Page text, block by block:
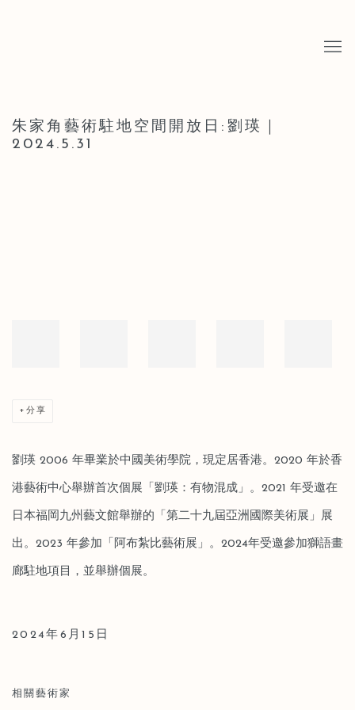
朱家角藝術駐地空間開放日:劉瑛｜
2024.5.31
分享
劉瑛 2006 年畢業於中國美術學院，現定居香港。2020 年於香
港藝術中心舉辦首次個展「劉瑛：有物混成」。2021 年受邀在
日本福岡九州藝文館舉辦的「第二十九屆亞洲國際美術展」展
出。2023 年參加「阿布紮比藝術展」。2024年受邀參加獅語畫
廊駐地項目，並舉辦個展。
2024年6月15日
相關藝術家